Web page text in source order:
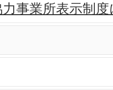
事業所表示制